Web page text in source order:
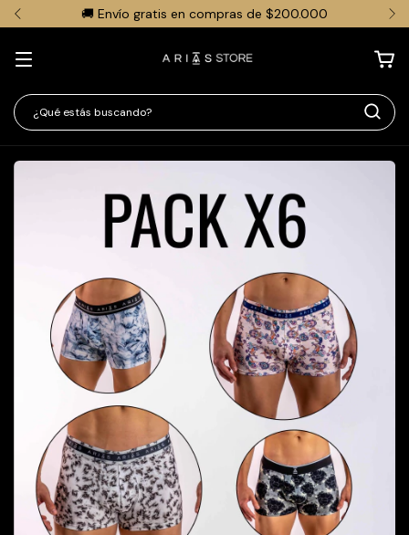
🚚 Envío gratis en compras de $200.000